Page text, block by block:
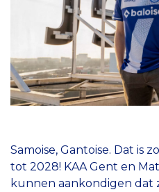
Samoise, Gantoise. Dat is
tot 2028! KAA Gent en
kunnen aankondigen dat